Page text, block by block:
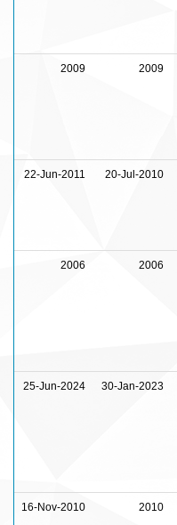
2009 2009
22-Jun-2011 20-Jul-2010
2006 2006
25-Jun-2024 30-Jan-2023
16-Nov-2010 2010